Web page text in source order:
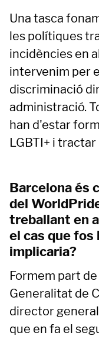
Una tasca
les polítiques
incidències en
intervenim per
discriminació
administració.
han d'estar
LGBTI+ i
Barcelona és
del
treballant en
el cas que
implicaria?
Formem part
Generalitat de
director
que en fa el